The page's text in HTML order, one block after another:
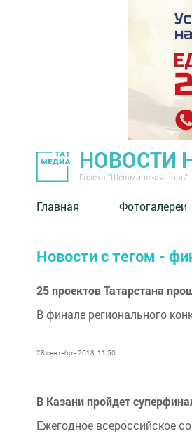
НОВОСТИ
Газета "Шешминская
Главная Фотогалереи
Новости с тегом -
25 проектов Татарстана
В финале регионального
28 сентября 2018, 11:50
В Казани пройдет
Ежегодное всероссийское